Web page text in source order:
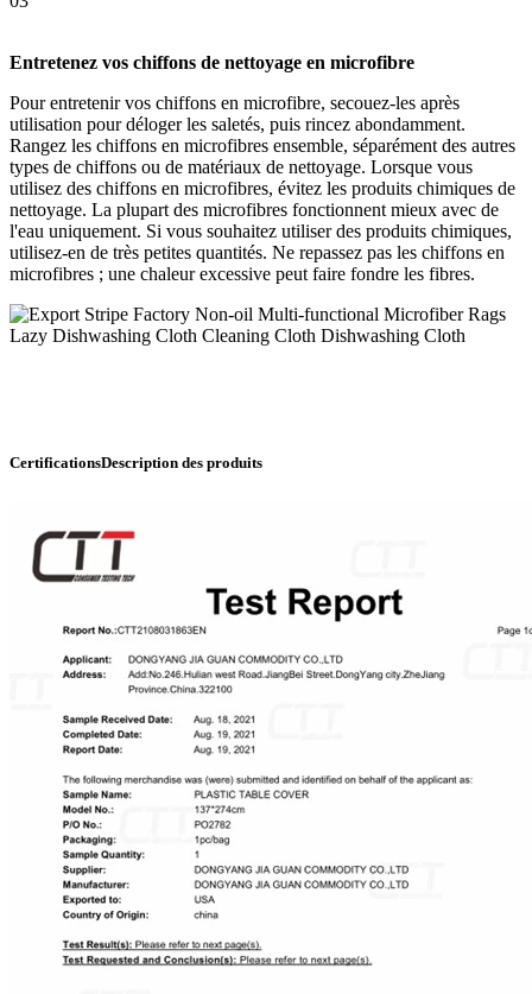
Entretenez vos chiffons de nettoyage en microfibre
Pour entretenir vos chiffons en microfibre, secouez-les après
utilisation pour déloger les saletés, puis rincez abondamment.
Rangez les chiffons en microfibres ensemble, séparément des autres
types de chiffons ou de matériaux de nettoyage. Lorsque vous
utilisez des chiffons en microfibres, évitez les produits chimiques de
nettoyage. La plupart des microfibres fonctionnent mieux avec de
l'eau uniquement. Si vous souhaitez utiliser des produits chimiques,
utilisez-en de très petites quantités. Ne repassez pas les chiffons en
microfibres ; une chaleur excessive peut faire fondre les fibres.
CertificationsDescription des produits